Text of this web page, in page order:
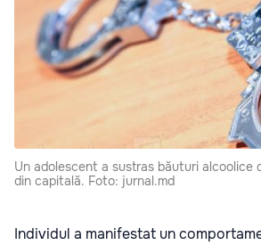
Un adolescent a sustras băuturi alcoolice
din capitală. Foto: jurnal.md
Individul a manifestat un